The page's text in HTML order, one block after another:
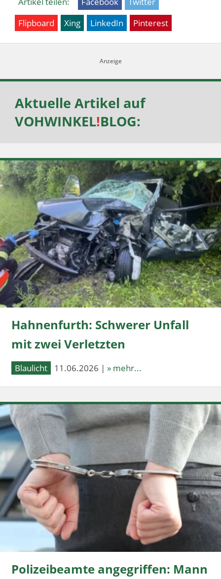
Flipboard
Xing LinkedIn Pinterest
Aktuelle Artikel auf
VOHWINKEL!BLOG:
Hahnenfurth: Schwerer Unfall
mit zwei Verletzten
Blaulicht 11.06.2026 | » mehr...
Polizeibeamte angegriffen: Mann